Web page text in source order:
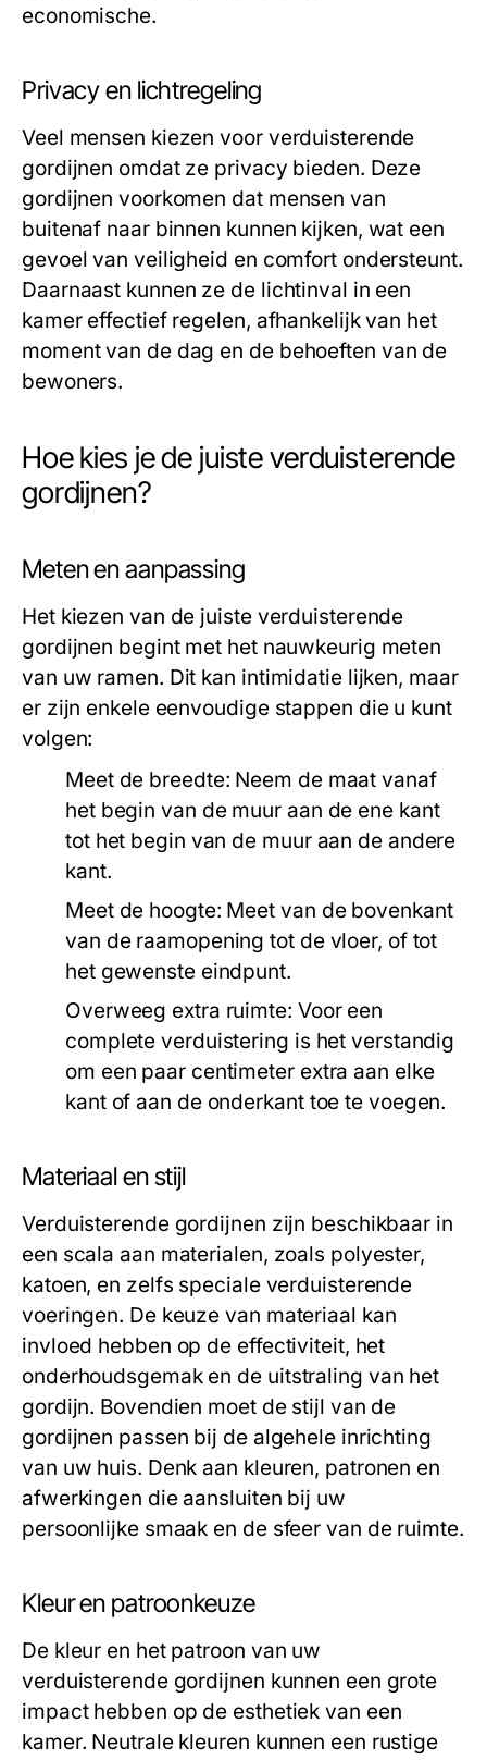
economische.
Privacy en lichtregeling
Veel mensen kiezen voor verduisterende
gordijnen omdat ze privacy bieden. Deze
gordijnen voorkomen dat mensen van
buitenaf naar binnen kunnen kijken, wat een
gevoel van veiligheid en comfort ondersteunt.
Daarnaast kunnen ze de lichtinval in een
kamer effectief regelen, afhankelijk van het
moment van de dag en de behoeften van de
bewoners.
Hoe kies je de juiste verduisterende
gordijnen?
Meten en aanpassing
Het kiezen van de juiste verduisterende
gordijnen begint met het nauwkeurig meten
van uw ramen. Dit kan intimidatie lijken, maar
er zijn enkele eenvoudige stappen die u kunt
volgen:
Meet de breedte: Neem de maat vanaf
het begin van de muur aan de ene kant
tot het begin van de muur aan de andere
kant.
Meet de hoogte: Meet van de bovenkant
van de raamopening tot de vloer, of tot
het gewenste eindpunt.
Overweeg extra ruimte: Voor een
complete verduistering is het verstandig
om een paar centimeter extra aan elke
kant of aan de onderkant toe te voegen.
Materiaal en stijl
Verduisterende gordijnen zijn beschikbaar in
een scala aan materialen, zoals polyester,
katoen, en zelfs speciale verduisterende
voeringen. De keuze van materiaal kan
invloed hebben op de effectiviteit, het
onderhoudsgemak en de uitstraling van het
gordijn. Bovendien moet de stijl van de
gordijnen passen bij de algehele inrichting
van uw huis. Denk aan kleuren, patronen en
afwerkingen die aansluiten bij uw
persoonlijke smaak en de sfeer van de ruimte.
Kleur en patroonkeuze
De kleur en het patroon van uw
verduisterende gordijnen kunnen een grote
impact hebben op de esthetiek van een
kamer. Neutrale kleuren kunnen een rustige